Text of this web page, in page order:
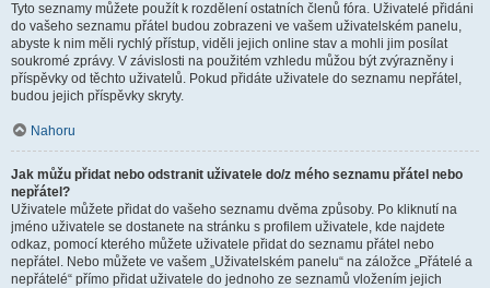
Tyto seznamy můžete použít k rozdělení ostatních členů fóra. Uživatelé přidáni
do vašeho seznamu přátel budou zobrazeni ve vašem uživatelském panelu,
abyste k nim měli rychlý přístup, viděli jejich online stav a mohli jim posílat
soukromé zprávy. V závislosti na použitém vzhledu můžou být zvýrazněny i
příspěvky od těchto uživatelů. Pokud přidáte uživatele do seznamu nepřátel,
budou jejich příspěvky skryty.
Nahoru
Jak můžu přidat nebo odstranit uživatele do/z mého seznamu přátel nebo
nepřátel?
Uživatele můžete přidat do vašeho seznamu dvěma způsoby. Po kliknutí na
jméno uživatele se dostanete na stránku s profilem uživatele, kde najdete
odkaz, pomocí kterého můžete uživatele přidat do seznamu přátel nebo
nepřátel. Nebo můžete ve vašem „Uživatelském panelu“ na záložce „Přátelé a
nepřátelé“ přímo přidat uživatele do jednoho ze seznamů vložením jejich